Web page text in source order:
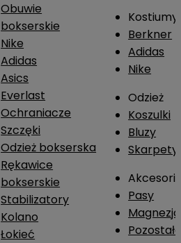
Obuwie
bokserskie
Nike
Adidas
Asics
Everlast
Ochraniacze
Szczęki
Odzież bokserska
Rękawice
bokserskie
Stabilizatory
Kolano
Łokieć
Kostiumy
Berkner
Adidas
Nike
Odzież
Koszulki
Bluzy
Skarpety
Pasy
Magnezja